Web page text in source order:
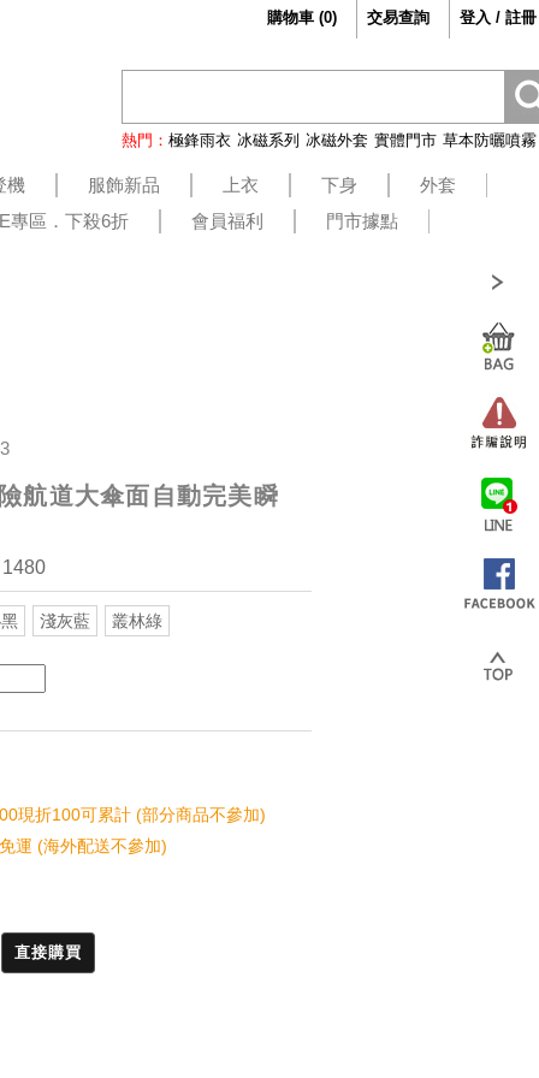
熱門： 極鋒雨衣 冰磁系列 冰磁外套 實體門市 草本防曬噴霧
機 服飾新品 上衣 下身
外套
專區．下殺6折 會員福利
門市據點
購物車 (0) 交易查詢 登入 / 註冊
航道大傘面自動完美瞬
淺灰藍 叢林綠
現折100可累計 (部分商品不參加)
運 (海外配送不參加)
直接購買